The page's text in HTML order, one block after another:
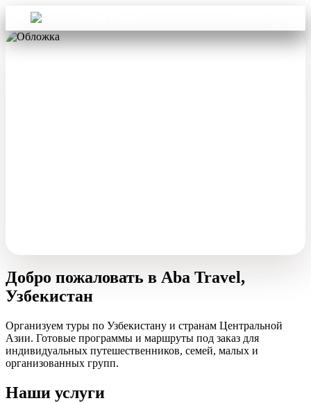
Добро пожаловать в Aba Travel,
Узбекистан
Организуем туры по Узбекистану и странам Центральной
Азии. Готовые программы и маршруты под заказ для
индивидуальных путешественников, семей, малых и
организованных групп.
Наши услуги